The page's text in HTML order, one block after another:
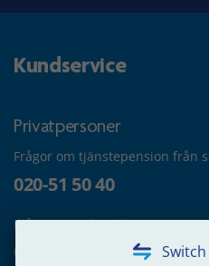
Kundservice
Privatpersoner
Frågor om tjänstepension från
020-51 50 40
Frågor om utbetalning
020-65 00 65